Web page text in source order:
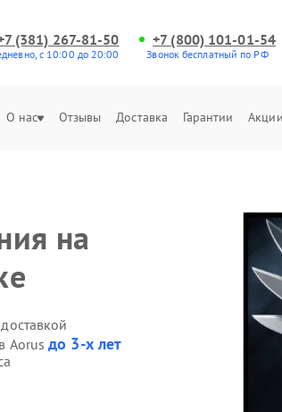
(381) 267-81-50
с 10:00 до 20:00
+7 (800) 101-01-54
Звонок бесплатный по РФ
О нас Отзывы Доставка Гарантии
на
Aorusдо 3-х лет